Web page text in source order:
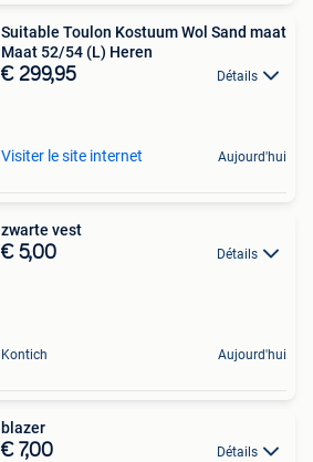
Suitable Toulon Kostuum Wol Sand maat
Maat 52/54 (L) Heren
€ 299,95 Détails
Visiter le site internet Aujourd'hui
zwarte vest
€ 5,00 Détails
Kontich Aujourd'hui
blazer
€ 7,00 Détails